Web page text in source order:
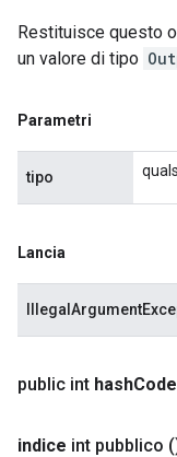
Restituisce questo
un valore di tipo
Parametri
tipo
Lancia
public int hashCode
indice int pubblico